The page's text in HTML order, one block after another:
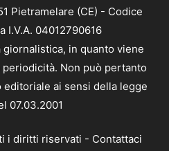
Pietramelare (CE) - Codice
I.V.A. 04012790616
giornalistica, in quanto viene
Non può pertanto
ai sensi della legge
07.03.2001
i diritti riservati - Contattaci